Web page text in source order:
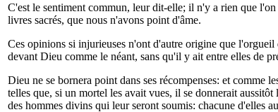
C'est le sentiment commun, leur dit-elle; il n'y a rien que
livres sacrés, que nous n'avons point d'âme.
Ces opinions si injurieuses n'ont d'autre origine que
devant Dieu comme le néant, sans qu'il y ait entre elles de
Dieu ne se bornera point dans ses récompenses: et comme
telles que, si un mortel les avait vues, il se donnerait
des hommes divins qui leur seront soumis: chacune d'elles